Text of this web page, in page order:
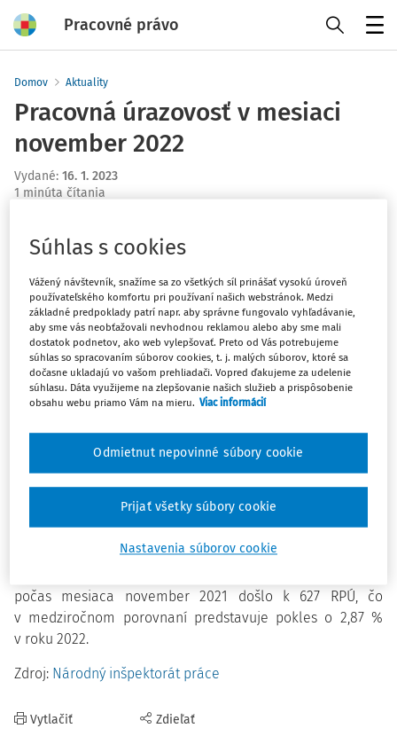
Pracovné právo
Domov Aktuality
Pracovná úrazovosť v mesiaci
november 2022
Vydané: 16. 1. 2023
1 minúta čítania
pracovnému úrazu s následkom smrti (ďalej „SPÚ“)
maloobchod, oprava motorových vozidiel a motocyklov.
Tento úraz sa stal v Prešovskom kraji. V tom istom období
v roku 2021 došlo rovnako k 1 SPÚ.
Počas mesiaca november 2022 došlo aj k 3 pracovným
úrazom s ťažkou ujmou na zdraví (ďalej „ŤUZ“) v odvetví
stavebníctvo, priemyselná výroba a veľkoobchod a
maloobchod, oprava motorových vozidiel a motocyklov.
Pre porovnanie uvádzame, že v roku 2021 sa v mesiaci
november nestal ani jeden pracovný úraz s ŤUZ.
V mesiaci november 2022 došlo tiež k 609 registrovaným
pracovným úrazom, t. j. úrazom nad 3 dni
práceneschopnosti bez smrteľných úrazov a úrazov
počas mesiaca november 2021 došlo k 627 RPÚ, čo
v medziročnom porovnaní predstavuje pokles o 2,87 %
v roku 2022.
Zdroj: Národný inšpektorát práce
Vytlačiť Zdieľať
Súhlas s cookies
Vážený návštevník, snažíme sa zo všetkých síl prinášať vysokú úroveň
používateľského komfortu pri používaní našich webstránok. Medzi
základné predpoklady patrí napr. aby správne fungovalo vyhľadávanie,
aby sme vás neobťažovali nevhodnou reklamou alebo aby sme mali
dostatok podnetov, ako web vylepšovať. Preto od Vás potrebujeme
súhlas so spracovaním súborov cookies, t. j. malých súborov, ktoré sa
dočasne ukladajú vo vašom prehliadači. Vopred ďakujeme za udelenie
súhlasu. Dáta využijeme na zlepšovanie našich služieb a prispôsobenie
obsahu webu priamo Vám na mieru. Viac informácií
Nastavenia súborov cookie
Odmietnut nepovinné súbory cookie
Prijať všetky súbory cookie